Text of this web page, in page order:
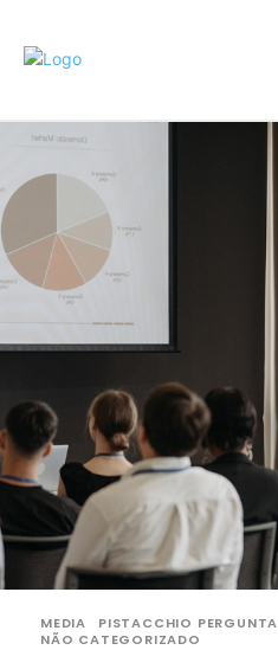
MEDIA
PISTACCHIO PERGUNTA
NÃO CATEGORIZADO